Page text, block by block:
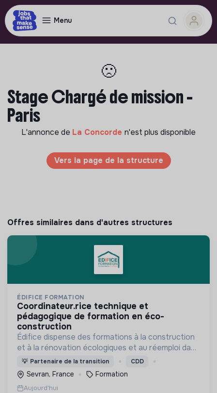
Menu
🙁
Stage Chargé de mission -
Paris
L'annonce de La Concorde n'est plus disponible
Vers la page de la structure
Offres similaires dans d'autres structures
ÉDIFICE FORMATION
coordinateur.rice technique et
pédagogique de formation en éco-
construction
Édifice dispense des formations à la construction
et à la rénovation écologiques et au réemploi dans
le bâtiment. Nos formations s'adressent à des
personnes en activité et des demandeurs
d'emploi.
💡 Partenaire de la transition CDD
Sevran, France Formation
Aujourd'hui